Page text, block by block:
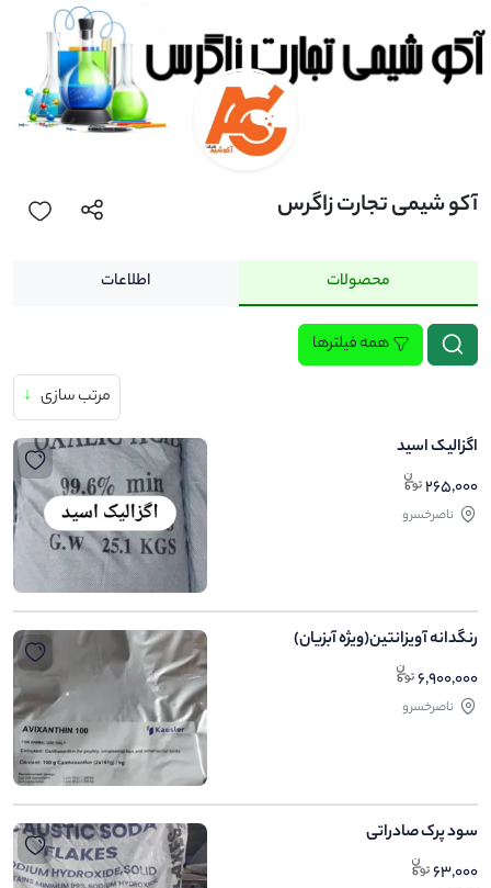
آکو شیمی تجارت زاگرس
محصولات اطلاعات
همه فیلترها
مرتب سازی ↓
اگزالیک اسید
265,000
ناصرخسرو
رنگدانه آویزانتین(ویژه آبزیان)
6,900,000
ناصرخسرو
سود پرک صادراتی
63,000